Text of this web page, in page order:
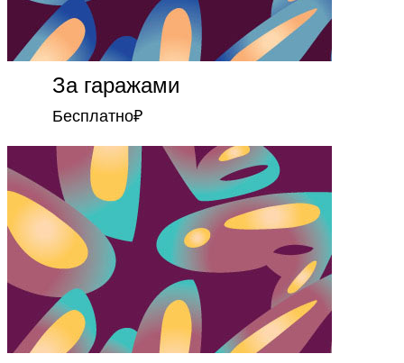
За гаражами
Бесплатно₽